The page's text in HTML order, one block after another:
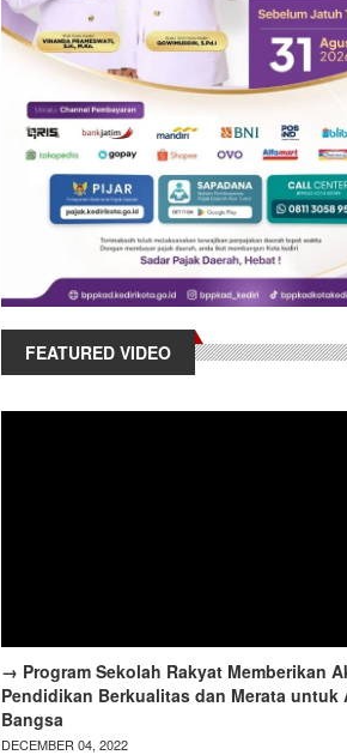
FEATURED VIDEO
→ Program Sekolah Rakyat Memberikan
Pendidikan Berkualitas dan Merata untuk
Bangsa
DECEMBER 04, 2022